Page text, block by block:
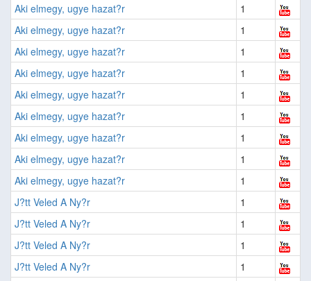
Aki elmegy, ugye hazat?r
1
Aki elmegy, ugye hazat?r
1
Aki elmegy, ugye hazat?r
1
Aki elmegy, ugye hazat?r
1
Aki elmegy, ugye hazat?r
1
Aki elmegy, ugye hazat?r
1
Aki elmegy, ugye hazat?r
1
Aki elmegy, ugye hazat?r
1
Aki elmegy, ugye hazat?r
1
J?tt Veled A Ny?r
1
J?tt Veled A Ny?r
1
J?tt Veled A Ny?r
1
J?tt Veled A Ny?r
1